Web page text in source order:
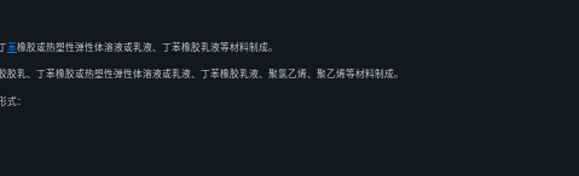
苯橡胶或热塑性弹性体溶液或乳液、丁苯橡胶乳液等材料制成。
乳、丁苯橡胶或热塑性弹性体溶液或乳液、丁苯橡胶乳液、聚氯乙烯、聚乙烯等材料制成。
式：